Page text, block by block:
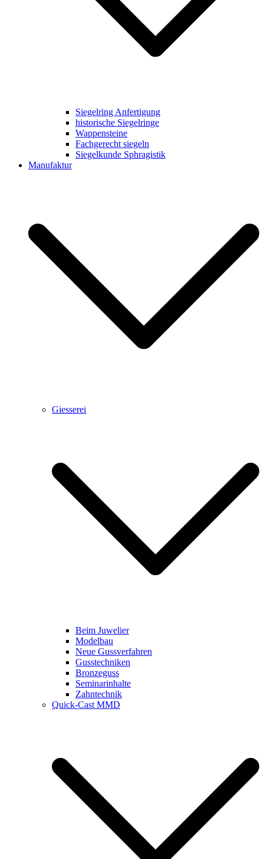
Siegelring Anfertigung
historische Siegelringe
Wappensteine
Fachgerecht siegeln
Siegelkunde Sphragistik
Manufaktur
Giesserei
Beim Juwelier
Modelbau
Neue Gussverfahren
Gusstechniken
Bronzeguss
Seminarinhalte
Zahntechnik
Quick-Cast MMD